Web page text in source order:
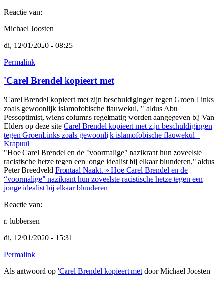
Reactie van:
Michael Joosten
di, 12/01/2020 - 08:25
Permalink
'Carel Brendel kopieert met
'Carel Brendel kopieert met zijn beschuldigingen tegen Groen Links
zoals gewoonlijk islamofobische flauwekul, " aldus Abu
Pessoptimist, wiens columns regelmatig worden aangegeven bij Van
Elders op deze site Carel Brendel kopieert met zijn beschuldigingen
tegen GroenLinks zoals gewoonlijk islamofobische flauwekul –
Krapuul
"Hoe Carel Brendel en de "voormalige" nazikrant hun zoveelste
racistische hetze tegen een jonge idealist bij elkaar blunderen," aldus
Peter Breedveld Frontaal Naakt. » Hoe Carel Brendel en de
“voormalige” nazikrant hun zoveelste racistische hetze tegen een
jonge idealist bij elkaar blunderen
Reactie van:
r. lubbersen
di, 12/01/2020 - 15:31
Permalink
Als antwoord op 'Carel Brendel kopieert met doorMichael Joosten